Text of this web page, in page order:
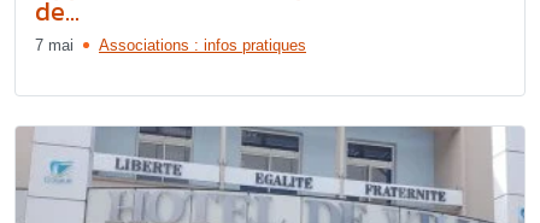
de...
7 mai Associations : infos pratiques